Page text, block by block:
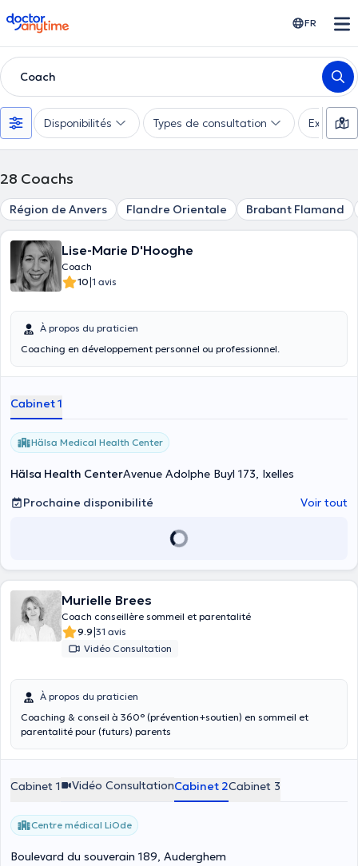
doctoranytime FR
Coach
Disponibilités Types de consultation Expertise
28 Coachs
Région de Anvers Flandre Orientale Brabant Flamand
Lise-Marie D'Hooghe
Coach
10|1 avis
À propos du praticien
Coaching en développement personnel ou professionnel.
Cabinet 1
Hälsa Medical Health Center
Hälsa Health CenterAvenue Adolphe Buyl 173, Ixelles
Prochaine disponibilité
Voir tout
Murielle Brees
Coach conseillère sommeil et parentalité
9.9|31 avis
Vidéo Consultation
À propos du praticien
Coaching & conseil à 360° (prévention+soutien) en sommeil et
parentalité pour (futurs) parents
Cabinet 1 Vidéo ConsultationCabinet 2Cabinet 3
Centre médical LiOde
Boulevard du souverain 189, Auderghem